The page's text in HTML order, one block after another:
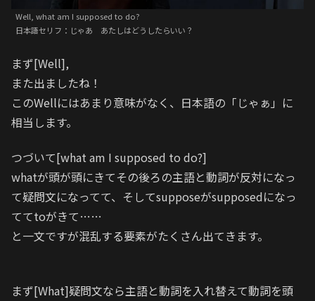
Well, what am I supposed to do?
日本語セリフ：じゃあ あたしはどうしたらいい？
まず[Well],
また出ましたね！
このWellにはあまり意味がなく、日本語の「じゃぁ」に
相当します。
つづいて[what am I supposed to do?]
whatが頭が頭にきてその後ろの主語と動詞が反対になっ
て疑問文になってて、そしてsupposeがsupposedになっ
ててtoがきて……
と一文ですが混乱する要素がたくさん出てきます。
まず[What]疑問文なら主語と動詞を入れ替えて動詞を頭